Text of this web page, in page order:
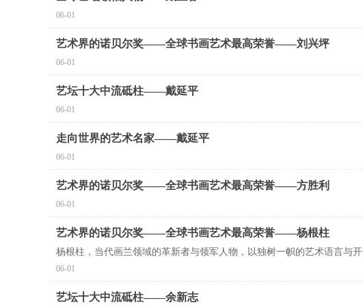
06-01
艺术界的诺贝尔奖——全球书画艺术最高荣誉——刘兴坪
06-01
艺坛十大中流砥柱——戴延平
06-01
走向世界的艺术名家——戴延平
06-01
艺术界的诺贝尔奖——全球书画艺术最高荣誉——方胜利
06-01
艺术界的诺贝尔奖——全球书画艺术最高荣誉——杨根柱
杨根柱，当代画兰领域的革新者与领军人物，以独树一帜的艺术语言与
06-01
艺坛十大中流砥柱——余新志